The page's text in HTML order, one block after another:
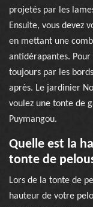
projetés par les
Ensuite, vous devez
en mettant une
antidérapantes.
toujours par les
après. Le jardinier
voulez une tonte de
Puymangou.
Quelle est la
tonte de
Lors de la tonte de
hauteur de votre